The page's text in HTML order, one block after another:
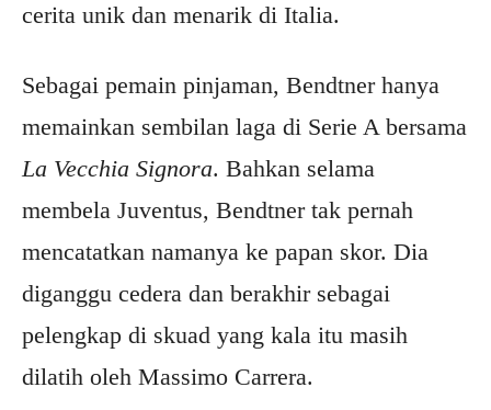
cerita unik dan menarik di Italia.
Sebagai pemain pinjaman, Bendtner hanya
memainkan sembilan laga di Serie A bersama
La Vecchia Signora. Bahkan selama
membela Juventus, Bendtner tak pernah
mencatatkan namanya ke papan skor. Dia
diganggu cedera dan berakhir sebagai
pelengkap di skuad yang kala itu masih
dilatih oleh Massimo Carrera.